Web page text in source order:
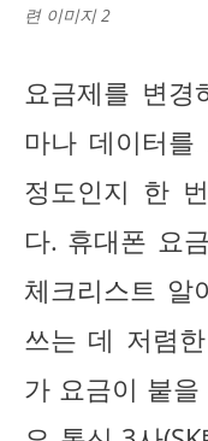
련 이미지 2
요금제를 변
마나 데이터
정도인지 한
다. 휴대폰 요
체크리스트 알
쓰는 데 저렴
가 요금이 붙